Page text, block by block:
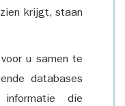
krijgt, staan
u samen te
databases
die